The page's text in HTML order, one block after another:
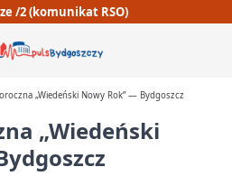
/2 (komunikat RSO)
„Wiedeński Nowy Rok” — Bydgoszcz
„Wiedeński